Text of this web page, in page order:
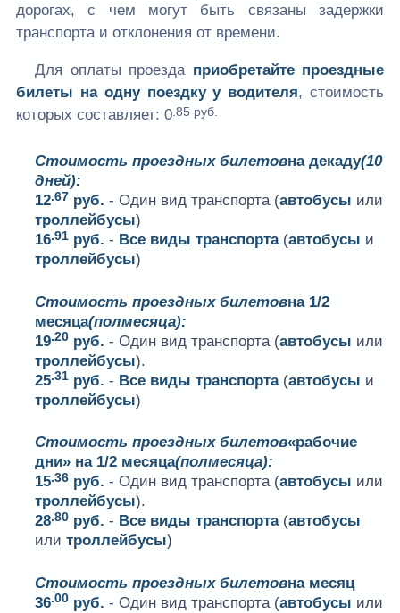
дорогах, с чем могут быть связаны задержки
транспорта и отклонения от времени.
Для оплаты проезда приобретайте проездные
билеты на одну поездку у водителя, стоимость
которых составляет: 0 .85 руб.
Стоимость проездных билетовна декаду(10
дней):
12.67 руб. - Один вид транспорта (автобусы или
троллейбусы)
16.91 руб. - Все виды транспорта(автобусы и
троллейбусы)
Стоимость проездных билетовна 1/2
месяца(полмесяца):
19.20 руб. - Один вид транспорта (автобусы или
троллейбусы).
25.31 руб. - Все виды транспорта(автобусы и
троллейбусы)
Стоимость проездных билетов«рабочие
дни» на 1/2 месяца(полмесяца):
15.36 руб. - Один вид транспорта (автобусы или
троллейбусы).
28.80 руб. - Все виды транспорта(автобусы
илитроллейбусы)
Стоимость проездных билетовна месяц
36.00 руб. - Один вид транспорта (автобусы или